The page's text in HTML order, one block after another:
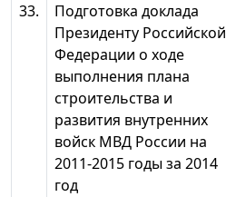
33.
Подготовка доклада
Президенту Российской
Федерации о ходе
выполнения плана
строительства и
развития внутренних
войск МВД России на
2011-2015 годы за 2014
год